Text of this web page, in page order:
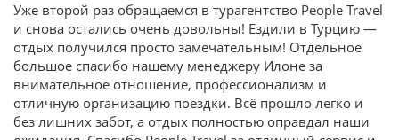
Уже второй раз обращаемся в турагентство People Travel
и снова остались очень довольны! Ездили в Турцию —
отдых получился просто замечательным! Отдельное
большое спасибо нашему менеджеру Илоне за
внимательное отношение, профессионализм и
отличную организацию поездки. Всё прошло легко и
без лишних забот, а отдых полностью оправдал наши